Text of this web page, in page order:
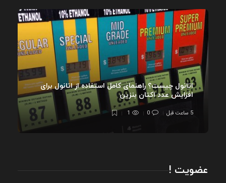
اتانول چیست؟ راهنمای کامل استفاده از اتانول برای
افزایش عدد اکتان بنزین
5 ساعت قبل 0
1
عضویت !